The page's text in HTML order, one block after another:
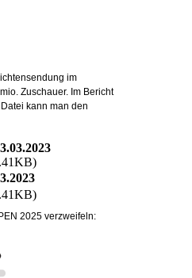
im
Zuschauer. Im Bericht
kann man den
2025 verzweifeln: